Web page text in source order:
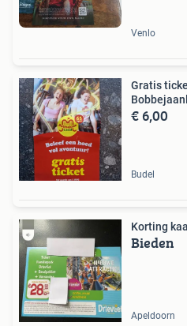
Venlo
Gratis
€ 6,00
Budel
Korting
Bieden
Apeldoorn